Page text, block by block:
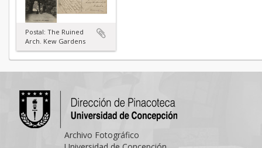
Postal: The Ruined
Arch. Kew Gardens
Archivo Fotográfico